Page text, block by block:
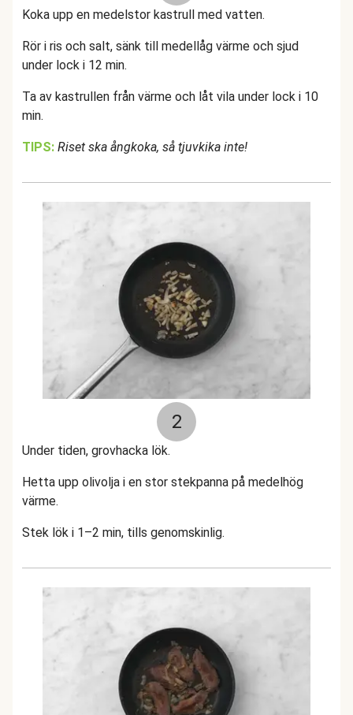
Koka upp en medelstor kastrull med vatten.
Rör i ris och salt, sänk till medellåg värme och sjud
under lock i 12 min.
Ta av kastrullen från värme och låt vila under lock i 10
min.
TIPS: Riset ska ångkoka, så tjuvkika inte!
2
Under tiden, grovhacka lök.
Hetta upp olivolja i en stor stekpanna på medelhög
värme.
Stek lök i 1–2 min, tills genomskinlig.